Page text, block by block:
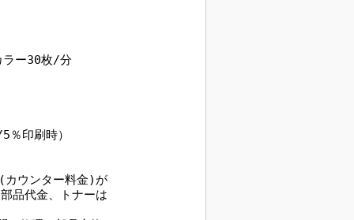
ー30枚/分
時）
カウンター料金)が
品代金、トナーは